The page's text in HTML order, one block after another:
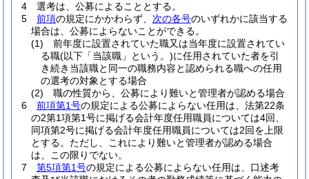
4
選考は、公募によることとする。
5
前項の規定にかかわらず、 次の各号のいずれかに該当する
場合は、公募によらないことができる。
(1)
前年度に設置されていた職又は当年度に設置されてい
る職(以下「当該職」という。)に任用されていた者を引
き続き当該職と同一の職務内容と認められる職への任用
の選考の対象とする場合
(2)
職の性質から、公募により難いと管理者が認める場合
6
前項第1号の規定による公募によらない任用は、法第22条
の2第1項第1号に掲げる会計年度任用職員については4回、
同項第2号に掲げる会計年度任用職員については2回を上限
とする。 ただし、これにより難いと管理者が認める場合
は、この限りでない。
7
第5項第1号の規定による公募によらない任用は、口述考